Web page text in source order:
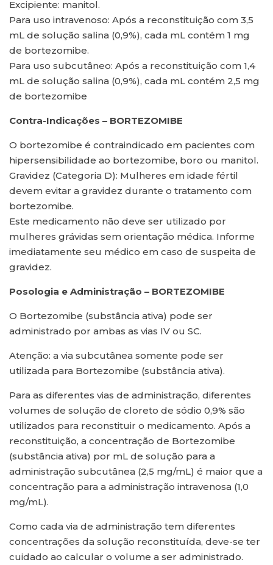
Excipiente: manitol.
Para uso intravenoso: Após a reconstituição com 3,5
mL de solução salina (0,9%), cada mL contém 1 mg
de bortezomibe.
Para uso subcutâneo: Após a reconstituição com 1,4
mL de solução salina (0,9%), cada mL contém 2,5 mg
de bortezomibe
Contra-Indicações – BORTEZOMIBE
O bortezomibe é contraindicado em pacientes com
hipersensibilidade ao bortezomibe, boro ou manitol.
Gravidez (Categoria D): Mulheres em idade fértil
devem evitar a gravidez durante o tratamento com
bortezomibe.
Este medicamento não deve ser utilizado por
mulheres grávidas sem orientação médica. Informe
imediatamente seu médico em caso de suspeita de
gravidez.
Posologia e Administração – BORTEZOMIBE
O Bortezomibe (substância ativa) pode ser
administrado por ambas as vias IV ou SC.
Atenção: a via subcutânea somente pode ser
utilizada para Bortezomibe (substância ativa).
Para as diferentes vias de administração, diferentes
volumes de solução de cloreto de sódio 0,9% são
utilizados para reconstituir o medicamento. Após a
reconstituição, a concentração de Bortezomibe
(substância ativa) por mL de solução para a
administração subcutânea (2,5 mg/mL) é maior que a
concentração para a administração intravenosa (1,0
mg/mL).
Como cada via de administração tem diferentes
concentrações da solução reconstituída, deve-se ter
cuidado ao calcular o volume a ser administrado.